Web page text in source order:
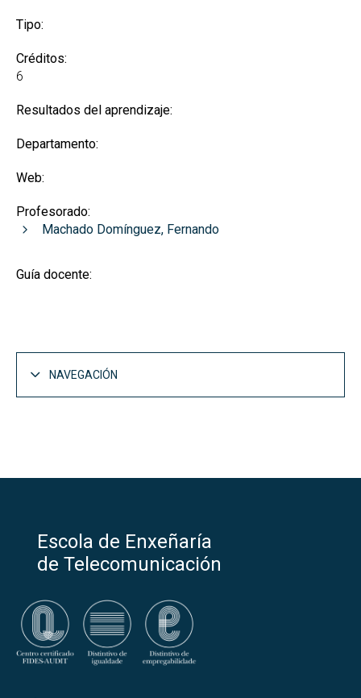
Tipo:
Créditos:
6
Resultados del aprendizaje:
Departamento:
Web:
Profesorado:
Machado Domínguez, Fernando
Guía docente:
NAVEGACIÓN
Escola de Enxeñaría
de Telecomunicación